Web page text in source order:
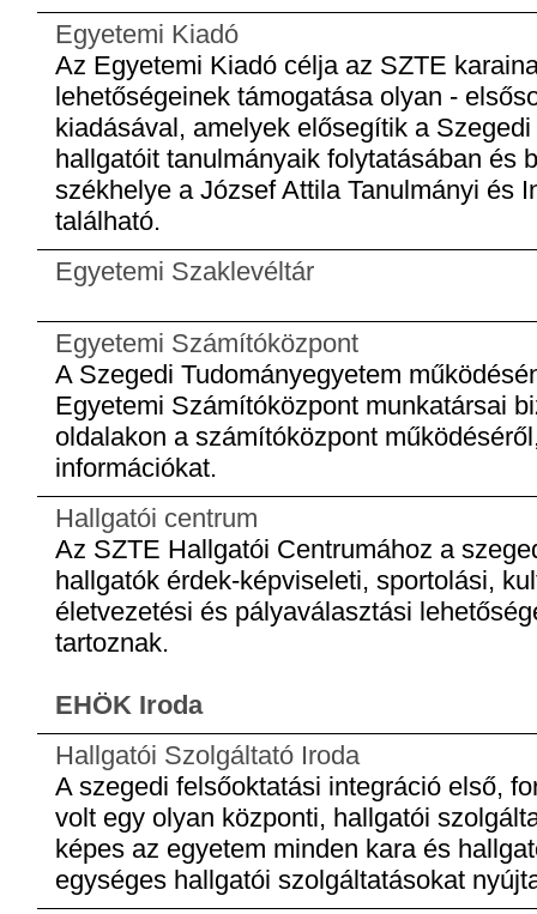
Egyetemi Kiadó
Az Egyetemi Kiadó célja az SZTE
lehetőségeinek támogatása olyan -
kiadásával, amelyek elősegítik a
hallgatóit tanulmányaik folytatásában és
székhelye a József Attila Tanulmányi és
található.
Egyetemi Szaklevéltár
Egyetemi Számítóközpont
A Szegedi Tudományegyetem
Egyetemi Számítóközpont munkatársai
oldalakon a számítóközpont
információkat.
Hallgatói centrum
Az SZTE Hallgatói Centrumához a
hallgatók érdek-képviseleti, sportolási,
életvezetési és pályaválasztási
tartoznak.
EHÖK Iroda
Hallgatói Szolgáltató Iroda
A szegedi felsőoktatási integráció első,
volt egy olyan központi, hallgatói
képes az egyetem minden kara és
egységes hallgatói szolgáltatásokat